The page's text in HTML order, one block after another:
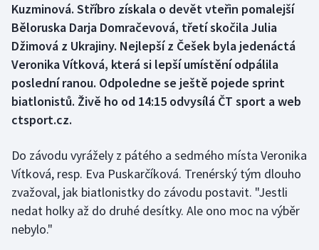
Curling
Dostihy
Florbal
Futsal
Golf
Gymnastika
Házená
Kuzminová. Stříbro získala o devět vteřin pomalejší
Běloruska Darja Domračevová, třetí skočila Julia
Džimová z Ukrajiny. Nejlepší z Češek byla jedenáctá
Veronika Vítková, která si lepší umístění odpálila
poslední ranou. Odpoledne se ještě pojede sprint
biatlonistů. Živě ho od 14:15 odvysílá ČT sport a web
ctsport.cz.
Do závodu vyrážely z pátého a sedmého místa Veronika
Vítková, resp. Eva Puskarčíková. Trenérský tým dlouho
zvažoval, jak biatlonistky do závodu postavit. "Jestli
nedat holky až do druhé desítky. Ale ono moc na výběr
nebylo."